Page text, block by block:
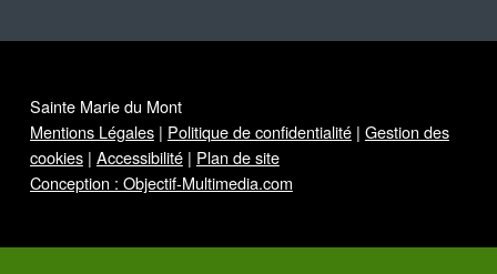
Sainte Marie du Mont
Mentions Légales| Politique de confidentialité| Gestion des
cookies| Accessibilité| Plan de site
Conception : Objectif-Multimedia.com